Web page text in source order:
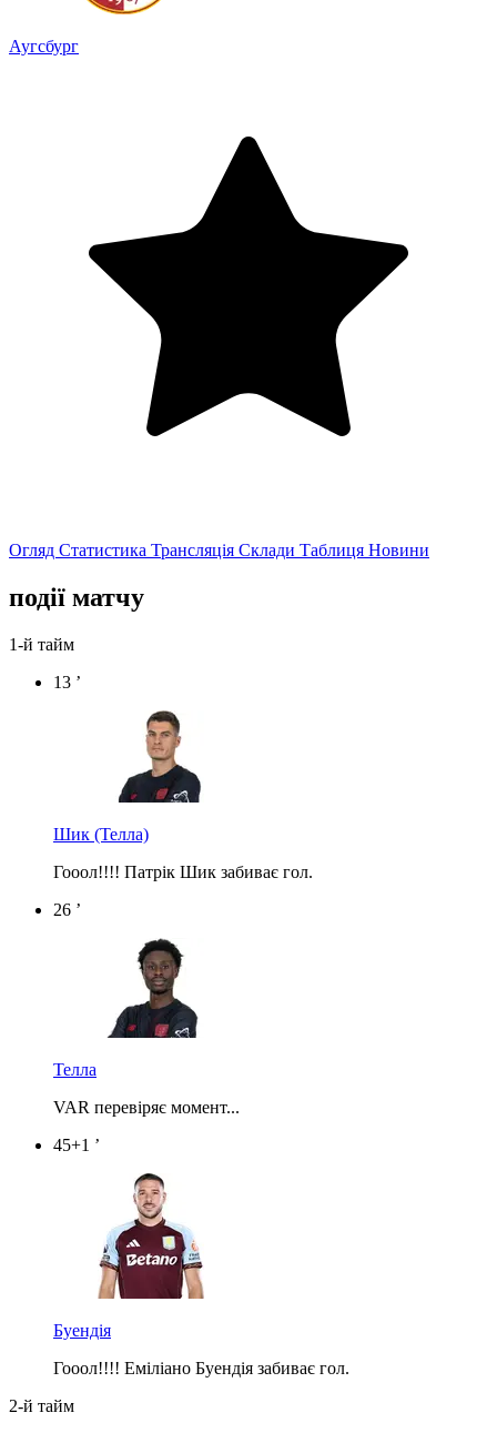
Аугсбург
Огляд Статистика Трансляція Склади Таблиця Новини
події матчу
1-й тайм
13 ’
Шик (Телла)
Гооол!!!! Патрік Шик забиває гол.
26 ’
Телла
VAR перевіряє момент...
45+1 ’
Буендія
Гооол!!!! Еміліано Буендія забиває гол.
2-й тайм